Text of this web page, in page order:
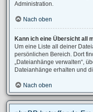
Administration.
Nach oben
Kann ich eine Übersicht all
Um eine Liste all deiner
persönlichen Bereich. Dort
„Dateianhänge verwalten“,
Dateianhänge erhalten und
Nach oben